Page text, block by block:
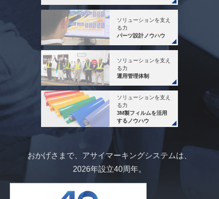
ソリューションを支え
る力
パーツ設計ノウハウ
ソリューションを支え
る力
運用管理体制
ソリューションを支え
る力
3M製フィルムを活用
するノウハウ
おかげさまで、アサイマーキングシステムは、
2026年設立40周年。